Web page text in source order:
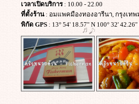
เวลาเปิดบริการ: 10.00 - 22.00
ที่ตั้งร้าน: อมแพคมืองทองอารีนา, กรุงเท
พิกัด GPS : 13° 54' 18.57" N 100° 32' 42.26"